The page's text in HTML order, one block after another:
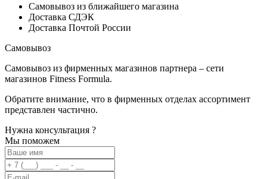
Самовывоз из ближайшего магазина
Доставка СДЭК
Доставка Почтой России
Самовывоз
Самовывоз из фирменных магазинов партнера – сети
магазинов Fitness Formula.
Обратите внимание, что в фирменных отделах ассортимент
представлен частично.
Нужна консультация ?
Мы поможем